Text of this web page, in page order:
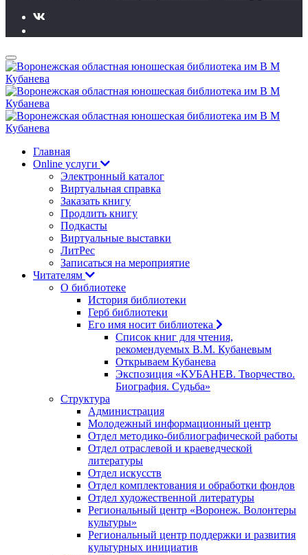
Главная
Online услуги
Электронный каталог
Виртуальная справка
Заказать книгу
Продлить книгу
Подкасты
Виртуальные выставки
ЛитРес
Записаться на мероприятие
Читателям
О библиотеке
История библиотеки
Герб библиотеки
Его имя носит библиотека
Список книг для чтения,
рекомендуемых В.М. Кубаневым
Открываем Кубанева
Экспозиция «КУБАНЕВ. Творчество.
Биография. Судьба»
Структура
Администрация
Молодежный информационный центр
Отдел методико-библиографической работы
Отдел отраслевой и краеведческой
литературы
Отдел искусств
Отдел комплектования и обработки фондов
Отдел художественной литературы
Региональный центр «Воронеж. Волонтеры
культуры»
Региональный центр поддержки и развития
культурных инициатив